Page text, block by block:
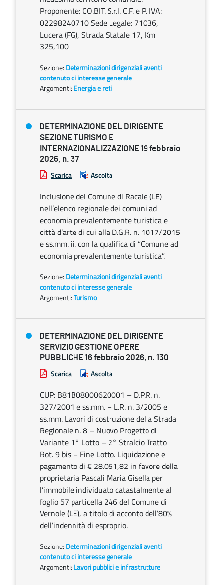
Proponente: CO.BIT. S.r.l. C.F. e P. IVA:
02298240710 Sede Legale: 71036,
Lucera (FG), Strada Statale 17, Km
325,100
Sezione: Determinazioni dirigenziali aventi
contenuto di interesse generale
Argomenti: Energia e reti
DETERMINAZIONE DEL DIRIGENTE
SEZIONE TURISMO E
INTERNAZIONALIZZAZIONE 19 febbraio
2026, n. 37
Scarica Ascolta
Inclusione del Comune di Racale (LE)
nell’elenco regionale dei comuni ad
economia prevalentemente turistica e
città d’arte di cui alla D.G.R. n. 1017/2015
e ss.mm. ii. con la qualifica di “Comune ad
economia prevalentemente turistica”.
Sezione: Determinazioni dirigenziali aventi
contenuto di interesse generale
Argomenti:Turismo
DETERMINAZIONE DEL DIRIGENTE
SERVIZIO GESTIONE OPERE
PUBBLICHE 16 febbraio 2026, n. 130
Scarica Ascolta
CUP: B81B08000620001 – D.P.R. n.
327/2001 e ss.mm. – L.R. n. 3/2005 e
ss.mm. Lavori di costruzione della Strada
Regionale n. 8 – Nuovo Progetto di
Variante 1° Lotto – 2° Stralcio Tratto
Rot. 9 bis – Fine Lotto. Liquidazione e
pagamento di € 28.051,82 in favore della
proprietaria Pascali Maria Gisella per
l’immobile individuato catastalmente al
foglio 57 particella 246 del Comune di
Vernole (LE), a titolo di acconto dell’80%
dell’indennità di esproprio.
Sezione: Determinazioni dirigenziali aventi
contenuto di interesse generale
Argomenti: Lavori pubblici e infrastrutture